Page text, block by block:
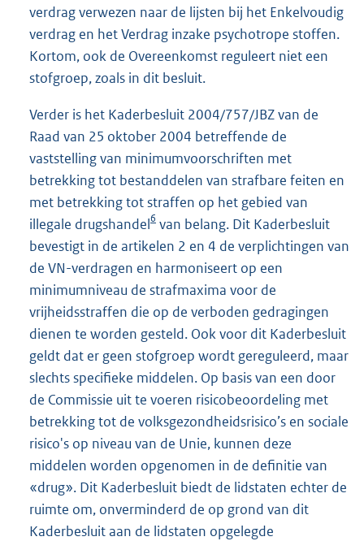
verdrag verwezen naar de lijsten bij het Enkelvoudig
verdrag en het Verdrag inzake psychotrope stoffen.
Kortom, ook de Overeenkomst reguleert niet een
stofgroep, zoals in dit besluit.
Verder is het Kaderbesluit 2004/757/JBZ van de
Raad van 25 oktober 2004 betreffende de
vaststelling van minimumvoorschriften met
betrekking tot bestanddelen van strafbare feiten en
met betrekking tot straffen op het gebied van
illegale drugshandel6 van belang. Dit Kaderbesluit
bevestigt in de artikelen 2 en 4 de verplichtingen van
de VN-verdragen en harmoniseert op een
minimumniveau de strafmaxima voor de
vrijheidsstraffen die op de verboden gedragingen
dienen te worden gesteld. Ook voor dit Kaderbesluit
geldt dat er geen stofgroep wordt gereguleerd, maar
slechts specifieke middelen. Op basis van een door
de Commissie uit te voeren risicobeoordeling met
betrekking tot de volksgezondheidsrisico’s en sociale
risico's op niveau van de Unie, kunnen deze
middelen worden opgenomen in de definitie van
«drug». Dit Kaderbesluit biedt de lidstaten echter de
ruimte om, onverminderd de op grond van dit
Kaderbesluit aan de lidstaten opgelegde